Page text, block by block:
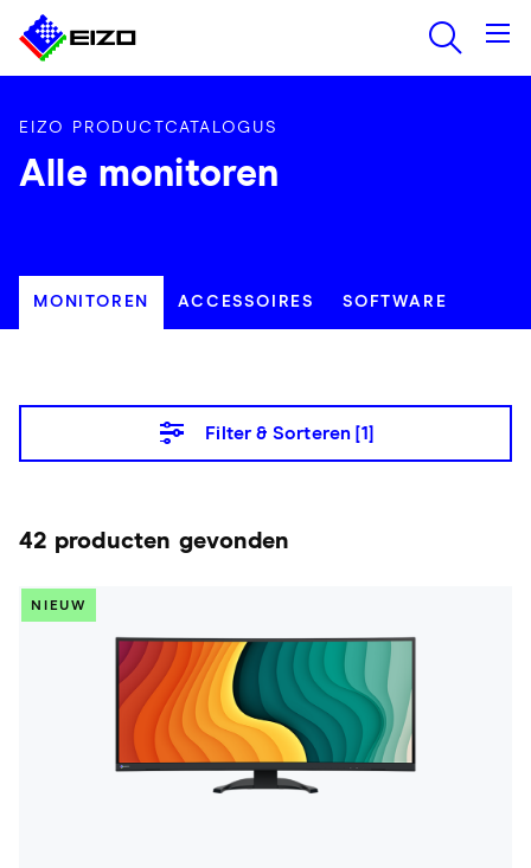
EIZO PRODUCTCATALOGUS
Alle monitoren
MONITOREN ACCESSOIRES SOFTWARE
Filter & Sorteren [1]
42 producten gevonden
NIEUW